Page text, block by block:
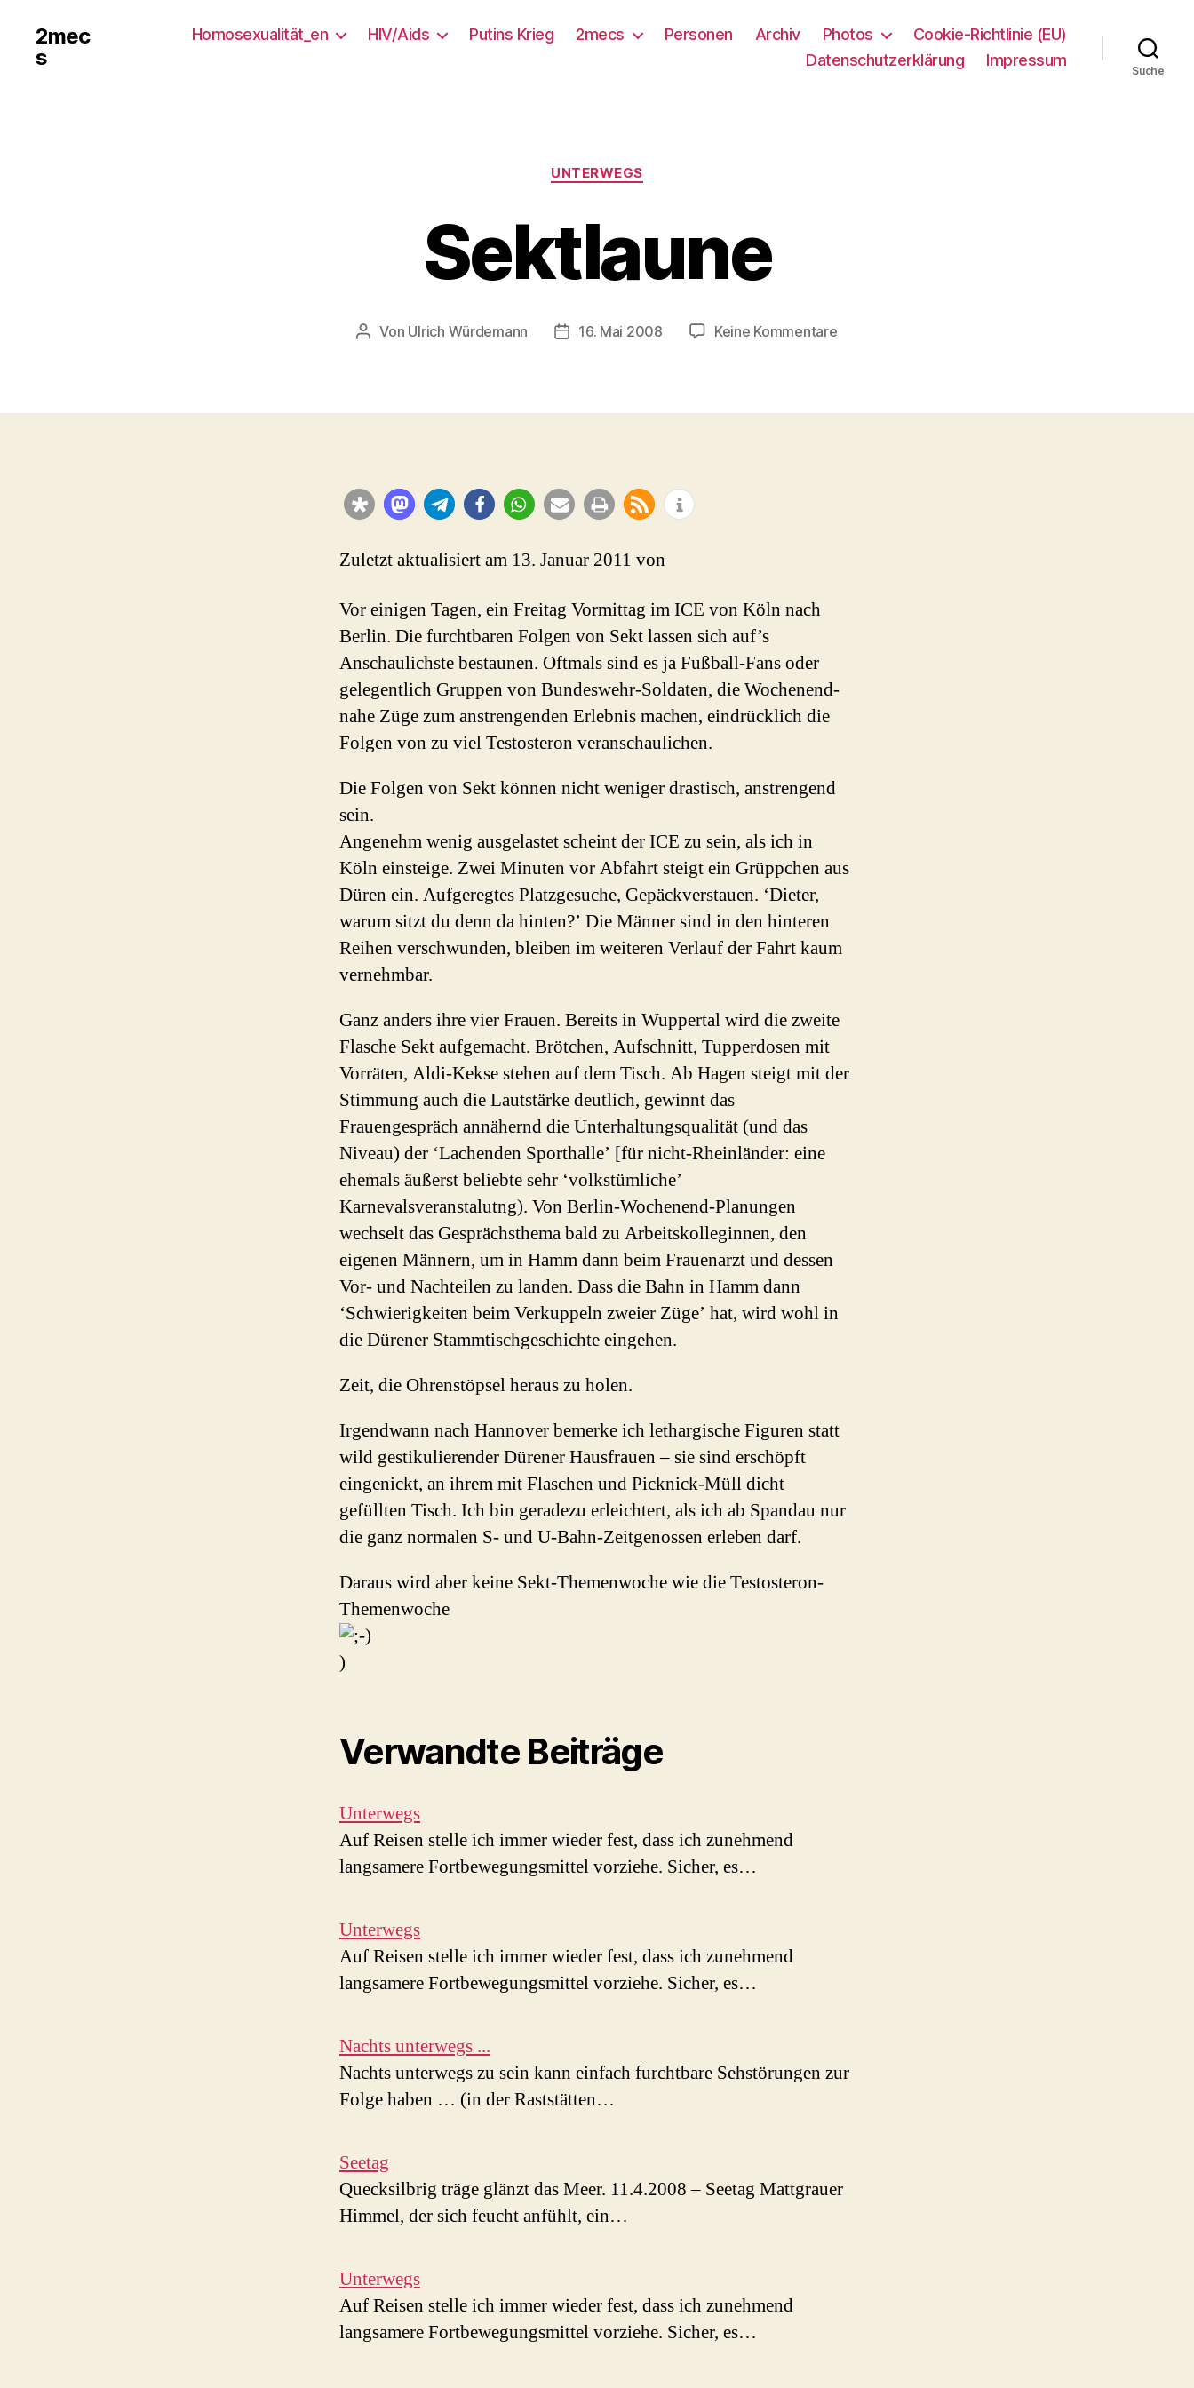
2mec
s
Homosexualität_en HIV/Aids Putins Krieg 2mecs Personen Archiv Photos
Cookie-Richtlinie (EU)
Datenschutzerklärung
Impressum
Suche
Kategorien
UNTERWEGS
Sektlaune
Beitragsautor
Von Ulrich Würdemann Beitragsdatum
16. Mai 2008 Keine Kommentarezu
Zuletzt aktualisiert am 13. Januar 2011 von
Vor einigen Tagen, ein Freitag Vormittag im ICE von Köln nach
Berlin. Die furchtbaren Folgen von Sekt lassen sich auf’s
Anschaulichste bestaunen. Oftmals sind es ja Fußball-Fans oder
gelegentlich Gruppen von Bundeswehr-Soldaten, die Wochenend-
nahe Züge zum anstrengenden Erlebnis machen, eindrücklich die
Folgen von zu viel Testosteron veranschaulichen.
Die Folgen von Sekt können nicht weniger drastisch, anstrengend
sein.
Angenehm wenig ausgelastet scheint der ICE zu sein, als ich in
Köln einsteige. Zwei Minuten vor Abfahrt steigt ein Grüppchen aus
Düren ein. Aufgeregtes Platzgesuche, Gepäckverstauen. ‘Dieter,
warum sitzt du denn da hinten?’ Die Männer sind in den hinteren
Reihen verschwunden, bleiben im weiteren Verlauf der Fahrt kaum
vernehmbar.
Ganz anders ihre vier Frauen. Bereits in Wuppertal wird die zweite
Flasche Sekt aufgemacht. Brötchen, Aufschnitt, Tupperdosen mit
Vorräten, Aldi-Kekse stehen auf dem Tisch. Ab Hagen steigt mit der
Stimmung auch die Lautstärke deutlich, gewinnt das
Frauengespräch annähernd die Unterhaltungsqualität (und das
Niveau) der ‘Lachenden Sporthalle’ [für nicht-Rheinländer: eine
ehemals äußerst beliebte sehr ‘volkstümliche’
Karnevalsveranstalutng). Von Berlin-Wochenend-Planungen
wechselt das Gesprächsthema bald zu Arbeitskolleginnen, den
eigenen Männern, um in Hamm dann beim Frauenarzt und dessen
Vor- und Nachteilen zu landen. Dass die Bahn in Hamm dann
‘Schwierigkeiten beim Verkuppeln zweier Züge’ hat, wird wohl in
die Dürener Stammtischgeschichte eingehen.
Zeit, die Ohrenstöpsel heraus zu holen.
Irgendwann nach Hannover bemerke ich lethargische Figuren statt
wild gestikulierender Dürener Hausfrauen – sie sind erschöpft
eingenickt, an ihrem mit Flaschen und Picknick-Müll dicht
gefüllten Tisch. Ich bin geradezu erleichtert, als ich ab Spandau nur
die ganz normalen S- und U-Bahn-Zeitgenossen erleben darf.
Daraus wird aber keine Sekt-Themenwoche wie die Testosteron-
Themenwoche
)
Verwandte Beiträge
Unterwegs
Auf Reisen stelle ich immer wieder fest, dass ich zunehmend
langsamere Fortbewegungsmittel vorziehe. Sicher, es…
Unterwegs
Auf Reisen stelle ich immer wieder fest, dass ich zunehmend
langsamere Fortbewegungsmittel vorziehe. Sicher, es…
Nachts unterwegs ...
Nachts unterwegs zu sein kann einfach furchtbare Sehstörungen zur
Folge haben … (in der Raststätten…
Seetag
Quecksilbrig träge glänzt das Meer. 11.4.2008 – Seetag Mattgrauer
Himmel, der sich feucht anfühlt, ein…
Unterwegs
Auf Reisen stelle ich immer wieder fest, dass ich zunehmend
langsamere Fortbewegungsmittel vorziehe. Sicher, es…